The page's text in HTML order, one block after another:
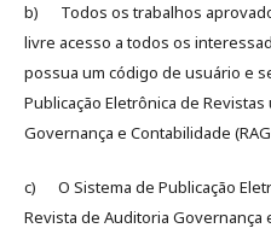
b) Todos os trabalhos
livre acesso a todos os
possua um código de usuário e
Publicação Eletrônica de
Governança e Contabilidade
c) O Sistema de Publicação
Revista de Auditoria Governança